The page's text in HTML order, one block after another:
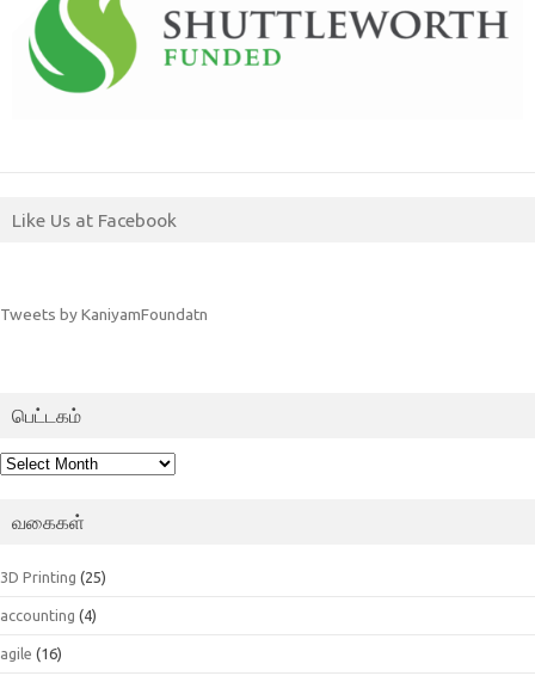
Like Us at Facebook
Tweets by KaniyamFoundatn
பெட்டகம்
பெட்டகம்
வகைகள்
3D Printing (25)
accounting (4)
agile (16)